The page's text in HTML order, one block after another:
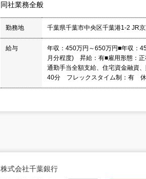
同社業務全般
勤務地 千葉県千葉市中央区千葉港1-2 JR
給与
年収：450万円～650万円■年収：
月分程度) 昇給：有■雇用形態：
通勤手当全額支給、住宅資金融資
40分 フレックスタイム制：有 休
株式会社千葉銀行